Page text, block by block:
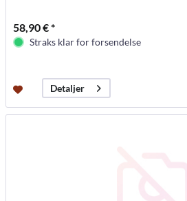
58,90 € *
Straks klar for forsendelse
Detaljer